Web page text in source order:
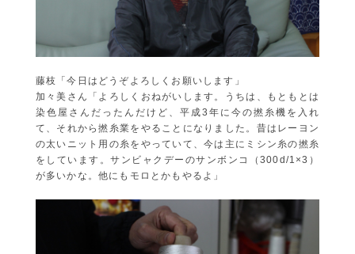
藤枝「今日はどうぞよろしくお願いします」
加々美さん「よろしくおねがいします。うちは、もともとは
染色屋さんだったんだけど、平成3年に今の撚糸機を入れ
て、それから撚糸業をやることになりました。昔はレーヨン
の太いニット用の糸をやっていて、今は主にミシン糸の撚糸
をしています。サンビャクデーのサンボンコ（300d/1×3）
が多いかな。他にもモロとかもやるよ」